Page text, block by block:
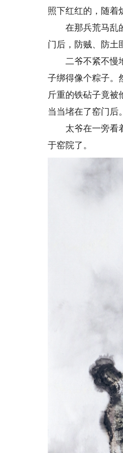
照下红红的，随着
在那兵荒马乱的
门后，防贼、防土
二爷不紧不慢地
子绑得像个粽子。
斤重的铁砧子竟被
当当堵在了窑门后。
太爷在一旁看着
于窑院了。